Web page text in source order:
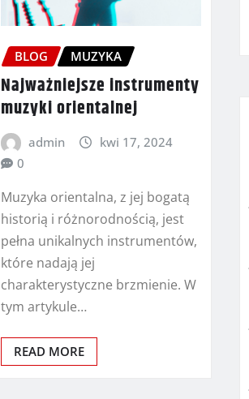
BLOG MUZYKA
Najważniejsze instrumenty
muzyki orientalnej
admin
kwi 17, 2024
0
Muzyka orientalna, z jej bogatą
historią i różnorodnością, jest
pełna unikalnych instrumentów,
które nadają jej
charakterystyczne brzmienie. W
tym artykule…
READ MORE